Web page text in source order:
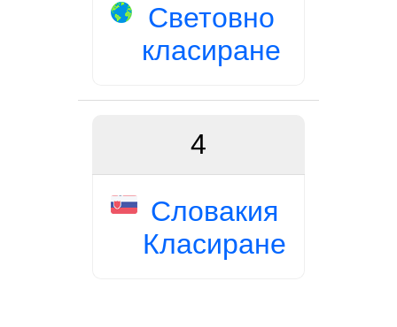
Световно
класиране
4
Словакия
Класиране